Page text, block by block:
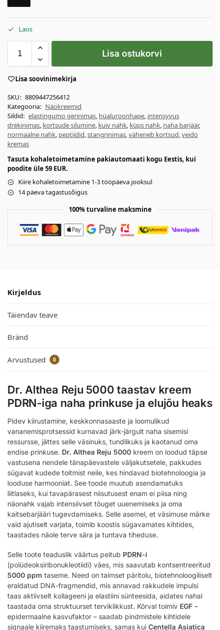
Laos
Lisa ostukorvi
Lisa soovinimekirja
SKU: 8809447256412
Kategooria: Näokreemid
Sildid: elastingumo gerinimas, hüaluroonhape, intensyvus
drėkinimas, kortsude silumine, kuiv nahk, küps nahk, naha barjäär,
normaalne nahk, peptiidid,stangrinimas,väheneb kortsud,veido
kremas
Tasuta kohaletoimetamine pakiautomaati kogu Eestis, kui
poodite üle 59 EUR.
Kiire kohaletoimetamine 1-3 tööpäeva jooksul
14 päeva tagastusõigus
100% turvaline maksmine
Kirjeldus
Täiendav teave
Bränd
Arvustused 0
Dr. Althea Reju 5000 taastav kreem
PDRN-iga naha prinkuse ja elujõu heaks
Pidev kiirustamine, keskkonnasaaste ja loomulikud
vananemisprotsessid kurnavad järk-järgult naha sisemisi
ressursse, jättes selle väsinuks, tundlikuks ja kaotanud oma
endise prinkuse. Dr. Althea Reju 5000 kreem on loodud täpse
vastusena nendele tänapäevastele väljakutsetele, pakkudes
sügavat kudede toitmist neile, kes hindavad biotehnoloogia ja
looduse harmooniat. See toode muutub asendamatuks
liitlaseks, kui tavapärasest niisutusest enam ei piisa ning
näonahk vajab intensiivset tõuget uuenemiseks ja oma
kaitsebarjääri tugevdamiseks. Selle asemel, et väsimuse märke
vaid ajutiselt varjata, toimib koostis sügavamates kihtides,
taastades näole terve sära ja tuntava tiheduse.
Selle toote teaduslik väärtus peitub PDRN-i
(polüdeoksiribonukleotiidi) väes, mis saavutab kontsentreeritud
5000 ppm taseme. Need on taimset päritolu, biotehnoloogiliselt
eraldatud DNA-fragmendid, mis annavad rakkudele impulsi
taas aktiivselt kollageeni ja elastiini sünteesida, aidates nahal
taastada oma struktuurset terviklikkust. Kõrval toimiv EGF –
epidermaalne kasvufaktor – saadab pindmistele kihtidele
signaale kiiremaks taastumiseks, samas kui Centella Asiatica